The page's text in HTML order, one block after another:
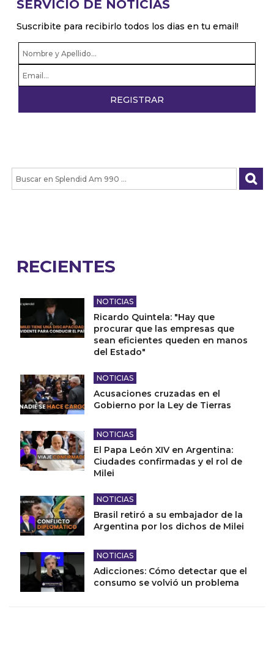
SERVICIO DE NOTICIAS
Suscribite para recibirlo todos los dias en tu email!
RECIENTES
NOTICIAS
Ricardo Quintela: "Hay que
procurar que las empresas que
sean eficientes queden en manos
del Estado"
NOTICIAS
Acusaciones cruzadas en el
Gobierno por la Ley de Tierras
NOTICIAS
El Papa León XIV en Argentina:
Ciudades confirmadas y el rol de
Milei
NOTICIAS
Brasil retiró a su embajador de la
Argentina por los dichos de Milei
NOTICIAS
Adicciones: Cómo detectar que el
consumo se volvió un problema